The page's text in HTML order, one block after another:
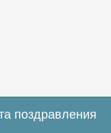
поздравления